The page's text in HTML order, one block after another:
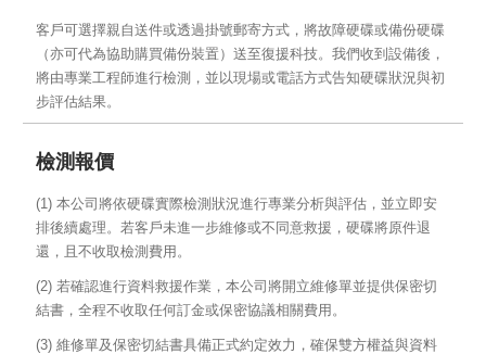
客戶可選擇親自送件或透過掛號郵寄方式，將故障硬碟或備份硬碟
（亦可代為協助購買備份裝置）送至復援科技。我們收到設備後，
將由專業工程師進行檢測，並以現場或電話方式告知硬碟狀況與初
步評估結果。
檢測報價
(1) 本公司將依硬碟實際檢測狀況進行專業分析與評估，並立即安
排後續處理。若客戶未進一步維修或不同意救援，硬碟將原件退
還，且不收取檢測費用。
(2) 若確認進行資料救援作業，本公司將開立維修單並提供保密切
結書，全程不收取任何訂金或保密協議相關費用。
(3) 維修單及保密切結書具備正式約定效力，確保雙方權益與資料